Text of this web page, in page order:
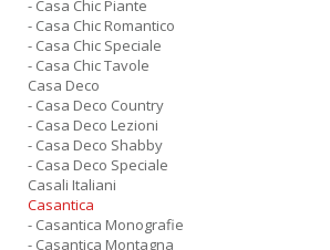
- Casa Chic Piante
- Casa Chic Romantico
- Casa Chic Speciale
- Casa Chic Tavole
Casa Deco
- Casa Deco Country
- Casa Deco Lezioni
- Casa Deco Shabby
- Casa Deco Speciale
Casali Italiani
Casantica
- Casantica Monografie
- Casantica Montagna